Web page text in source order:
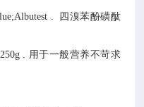
.
四溴苯酚磺酞
250g . 用于一般营养不苛求